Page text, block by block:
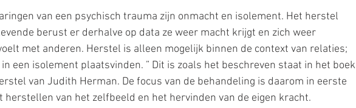
van een psychisch trauma zijn onmacht en isolement. Het herstel
berust er derhalve op data ze weer macht krijgt en zich weer
met anderen. Herstel is alleen mogelijk binnen de context van relaties;
een isolement plaatsvinden. ” Dit is zoals het beschreven staat in het boek
van Judith Herman. De focus van de behandeling is daarom in eerste
herstellen van het zelfbeeld en het hervinden van de eigen kracht.